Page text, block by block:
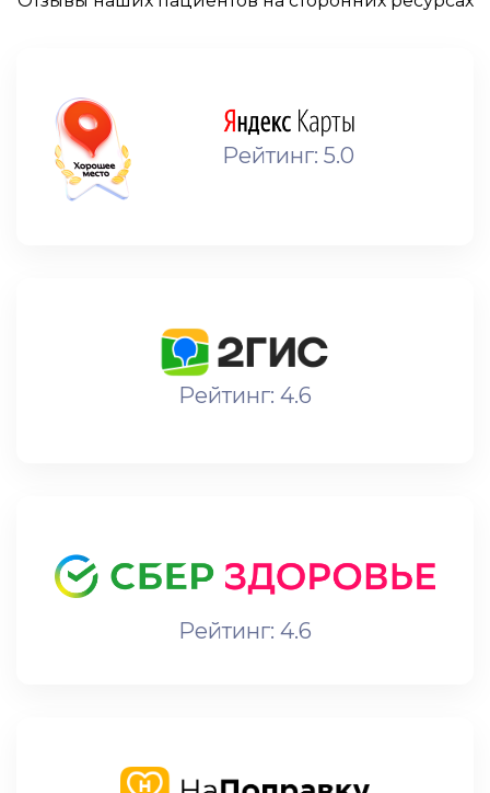
Рейтинг: 5.0
Рейтинг: 4.6
Рейтинг: 4.6